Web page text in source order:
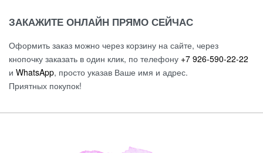
ЗАКАЖИТЕ ОНЛАЙН ПРЯМО СЕЙЧАС
Оформить заказ можно через корзину на сайте, через
кнопочку заказать в один клик, по телефону +7 926-590-22-22
и WhatsApp, просто указав Ваше имя и адрес.
Приятных покупок!